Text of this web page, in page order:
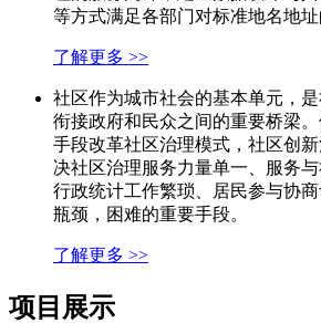
等方式满足各部门对标准地名地址
了解更多 >>
社区作为城市社会的基本单元，
衔接政府和民众之间的重要桥梁
手段改革社区治理模式，社区创
决社区治理服务力量单一、服务与
行政统计工作繁琐、居民参与协
瓶颈，困难的重要手段。
了解更多 >>
项目展示